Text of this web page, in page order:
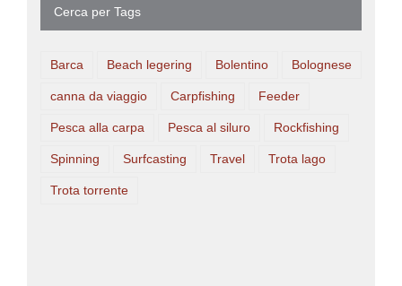
Cerca per Tags
Barca Beach legering Bolentino Bolognese
canna da viaggio Carpfishing Feeder
Pesca alla carpa Pesca al siluro Rockfishing
Spinning Surfcasting Travel Trota lago
Trota torrente